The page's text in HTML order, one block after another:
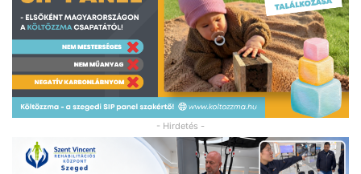
- Hirdetés -